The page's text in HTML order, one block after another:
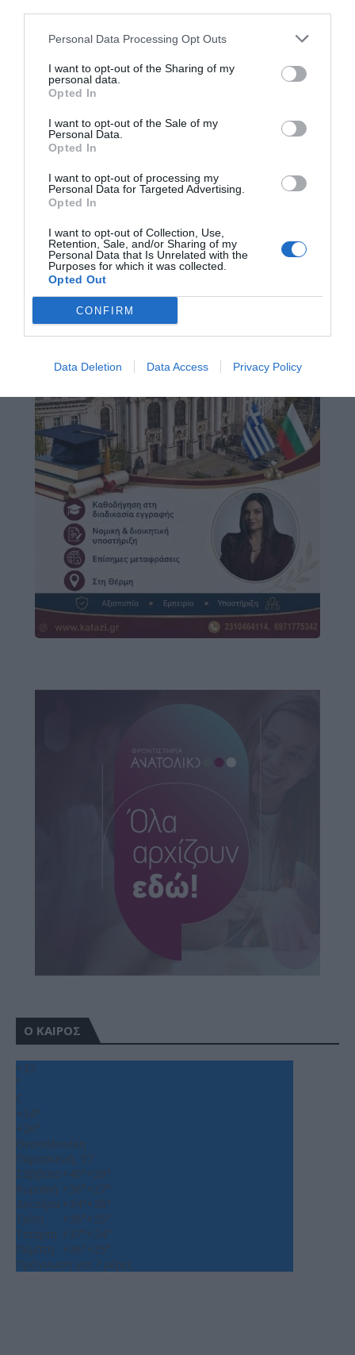
Personal Data Processing Opt Outs
I want to opt-out of the Sharing of my
personal data.
Opted In
I want to opt-out of the Sale of my
Personal Data.
Opted In
I want to opt-out of processing my
Personal Data for Targeted Advertising.
Opted In
I want to opt-out of Collection, Use,
Retention, Sale, and/or Sharing of my
Personal Data that Is Unrelated with the
Purposes for which it was collected.
Opted Out
CONFIRM
Data Deletion Data Access Privacy Policy
Ο ΚΑΙΡΟΣ
+32
°
C
+34°
+26°
Θεσσαλονίκη
Παρασκευή, 07
Σάββατο+40°+28°
Κυριακή +36°+27°
Δευτέρα +34°+26°
Τρίτη
+36°+25°
Τετάρτη +37°+24°
Πέμπτη
+36°+25°
Πρόγνωση για 7 μέρες